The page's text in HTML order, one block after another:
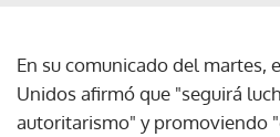
En su comunicado del martes,
Unidos afirmó que "seguirá
autoritarismo" y promoviendo